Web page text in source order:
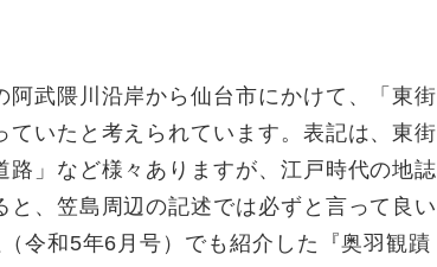
武隈川沿岸から仙台市にかけて、「東街
いたと考えられています。表記は、東街
」など様々ありますが、江戸時代の地誌
と、笠島周辺の記述では必ずと言って良い
令和5年6月号）でも紹介した『奥羽観蹟